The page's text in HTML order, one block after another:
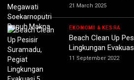
21 March 2025
EKONOMI & KESRA
Beach Clean Up
Lingkungan
11 September 2022